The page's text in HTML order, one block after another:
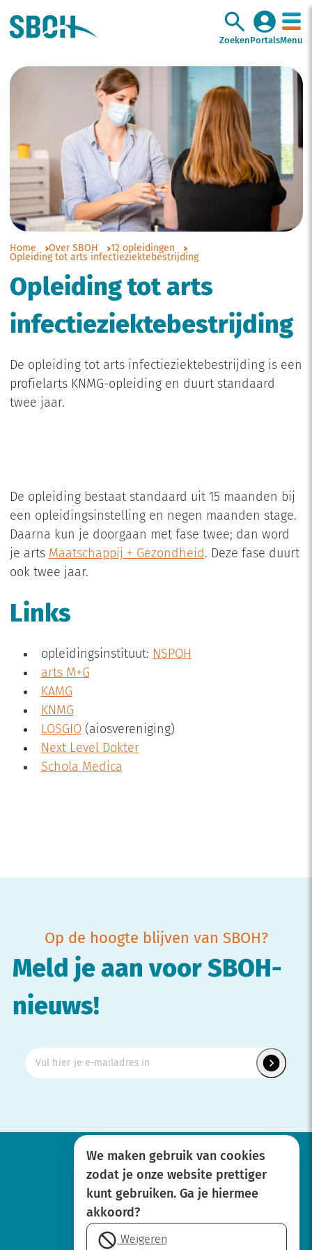
Zoeken PortalsMenu
Home Over SBOH
12 opleidingen
Opleiding tot arts infectieziektebestrijding
Opleiding tot arts
infectieziektebestrijding
De opleiding tot arts infectieziektebestrijding is een
profielarts KNMG-opleiding en duurt standaard
twee jaar.
De opleiding bestaat standaard uit 15 maanden bij
een opleidingsinstelling en negen maanden stage.
Daarna kun je doorgaan met fase twee; dan word
je arts Maatschappij + Gezondheid . Deze fase duurt
ook twee jaar.
Links
opleidingsinstituut: NSPOH
arts M+G
KAMG
KNMG
LOSGIO(aiosvereniging)
Next Level Dokter
Schola Medica
Op de hoogte blijven van SBOH?
Meld je aan voor SBOH-
nieuws!
Werken bij
Over SBOH
Privacyverklaring
We maken gebruik van cookies
zodat je onze website prettiger
kunt gebruiken. Ga je hiermee
akkoord?
Weigeren